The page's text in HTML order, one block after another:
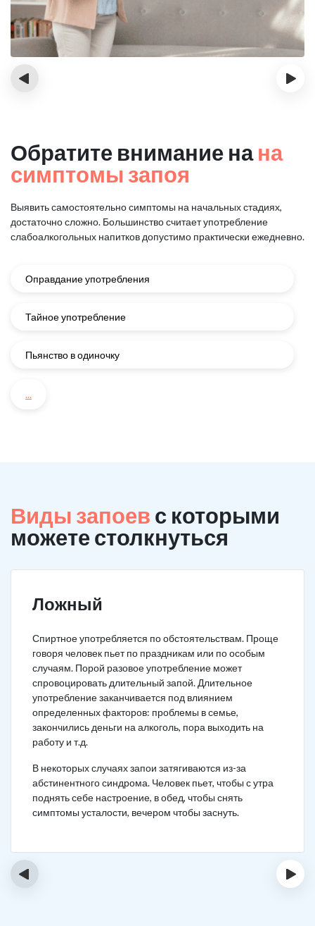
‹ ›
Обратите внимание нана
симптомы запоя
Выявить самостоятельно симптомы на начальных стадиях,
достаточно сложно. Большинство считает употребление
слабоалкогольных напитков допустимо практически ежедневно.
Оправдание употребления
Тайное употребление
Пьянство в одиночку
...
Виды запоев с которыми
можете столкнуться
Ложный
Спиртное употребляется по обстоятельствам. Проще
говоря человек пьет по праздникам или по особым
случаям. Порой разовое употребление может
спровоцировать длительный запой. Длительное
употребление заканчивается под влиянием
определенных факторов: проблемы в семье,
закончились деньги на алкоголь, пора выходить на
работу и т.д.
В некоторых случаях запои затягиваются из-за
абстинентного синдрома. Человек пьет, чтобы с утра
поднять себе настроение, в обед, чтобы снять
симптомы усталости, вечером чтобы заснуть.
‹ ›